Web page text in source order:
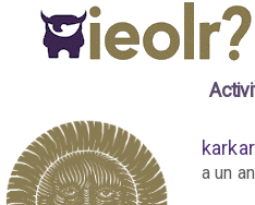
le
rôliste
?
a un an